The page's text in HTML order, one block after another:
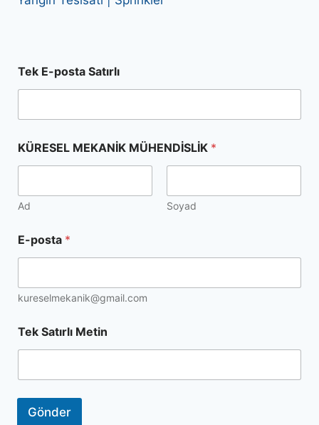
Tek E-posta Satırlı
KÜRESEL MEKANİK MÜHENDİSLİK *
Ad Soyad
E-posta *
kureselmekanik@gmail.com
Tek Satırlı Metin
Gönder